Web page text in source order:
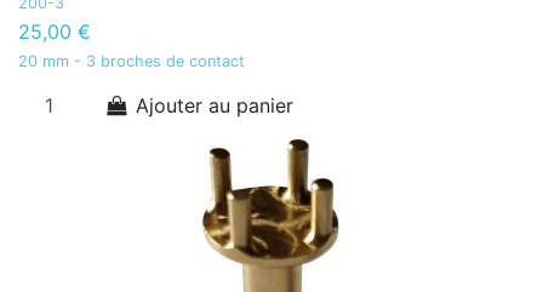
25,00 €
20 mm - 3 broches de contact
Ajouter au panier